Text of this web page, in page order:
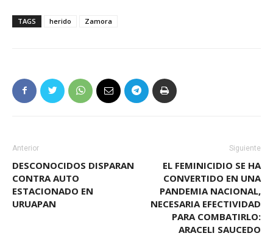
TAGS herido Zamora
Anterior
DESCONOCIDOS DISPARAN
CONTRA AUTO
ESTACIONADO EN
URUAPAN
Siguiente
EL FEMINICIDIO SE HA
CONVERTIDO EN UNA
PANDEMIA NACIONAL,
NECESARIA EFECTIVIDAD
PARA COMBATIRLO:
ARACELI SAUCEDO